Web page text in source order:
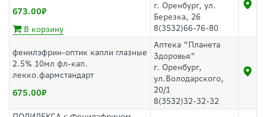
673.00
В корзину
г. Оренбург, ул.
Березка, 26
8(3532)66-76-80
фенилэфрин-оптик капли глазные
2.5% 10мл фл-кап.
лекко.фармстандарт
675.00
Аптека "Планета
Здоровья"
г. Оренбург,
ул.Володарского,
20/1
8(3532)32-32-32